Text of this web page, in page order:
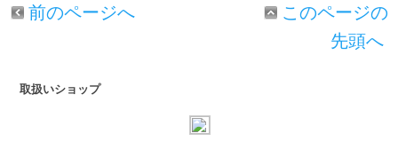
前のページへ
このページの
先頭へ
取扱いショップ